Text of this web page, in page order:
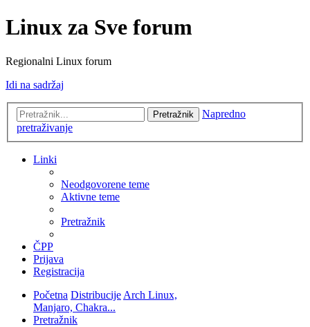
Linux za Sve forum
Regionalni Linux forum
Idi na sadržaj
Pretražnik
Napredno
pretraživanje
Linki
Neodgovorene teme
Aktivne teme
Pretražnik
ČPP
Prijava
Registracija
Početna DistribucijeArch Linux,
Manjaro, Chakra...
Pretražnik